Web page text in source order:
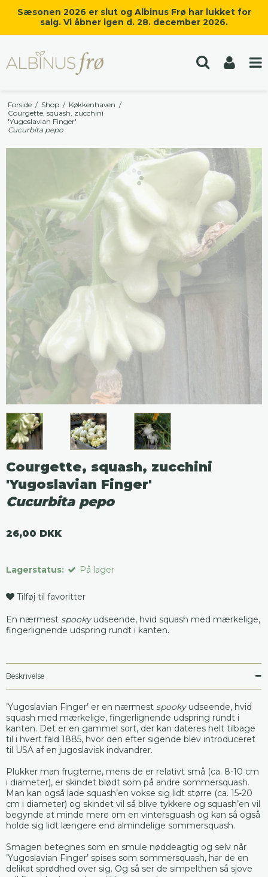
Sæsonen 2026 er slut og Albinus Frø har lukket for
salg. Vi åbner igen d. 28. december 2026.
Forside / Shop / Køkkenhaven /
Courgette, squash, zucchini
'Yugoslavian Finger'
Cucurbita pepo
Courgette, squash, zucchini
'Yugoslavian Finger'
Cucurbita pepo
26,00 DKK
Lagerstatus: På lager
Tilføj til favoritter
En nærmest spookyudseende, hvid squash med mærkelige,
fingerlignende udspring rundt i kanten.
Beskrivelse
’Yugoslavian Finger’ er en nærmest spookyudseende, hvid
squash med mærkelige, fingerlignende udspring rundt i
kanten. Det er en gammel sort, der kan dateres helt tilbage
til i hvert fald 1885, hvor den efter sigende blev introduceret
til USA af en jugoslavisk indvandrer.
Plukker man frugterne, mens de er relativt små (ca. 8-10 cm
i diameter), er skindet blødt som på andre sommersquash.
Man kan også lade squash’en vokse sig lidt større (ca. 15-20
cm i diameter) og skindet vil så blive tykkere og squash’en vil
begynde at minde mere om en vintersguash og kan så også
holde sig lidt længere end almindelige sommersquash.
Smagen betegnes som en smule nøddeagtig og selv når
’Yugoslavian Finger’ spises som sommersquash, har de en
delikat sprødhed over sig. Og så ser de simpelthen så sjove